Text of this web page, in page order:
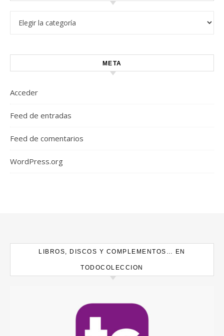
META
Acceder
Feed de entradas
Feed de comentarios
WordPress.org
LIBROS, DISCOS Y COMPLEMENTOS… EN
TODOCOLECCION